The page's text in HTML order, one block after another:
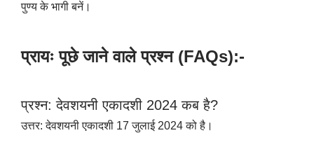
पुण्य के भागी बनें।
प्रायः पूछे जाने वाले प्रश्न (FAQs):-
प्रश्न: देवशयनी एकादशी 2024 कब है?
उत्तर: देवशयनी एकादशी 17 जुलाई 2024 को है।